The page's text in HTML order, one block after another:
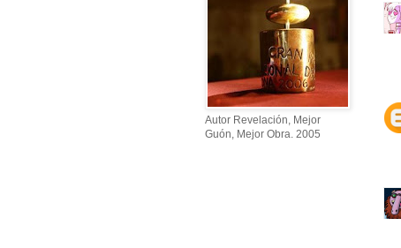
Autor Revelación, Mejor
Guón, Mejor Obra. 2005